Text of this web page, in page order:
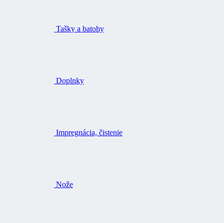
Tašky a batohy
Doplnky
Impregnácia, čistenie
Nože